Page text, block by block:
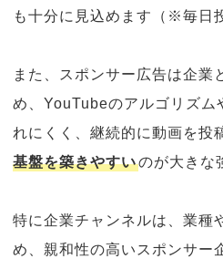
も十分に見込めます（※毎日
また、スポンサー広告は企業
め、YouTubeのアルゴリズム
れにくく、継続的に動画を投
基盤を築きやすいのが大きな
特に企業チャンネルは、業種
め、親和性の高いスポンサー